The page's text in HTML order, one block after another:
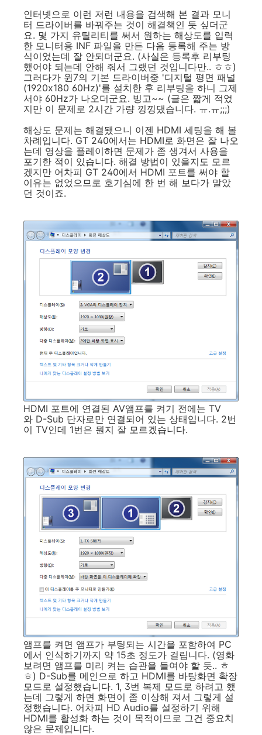
인터넷으로 이런 저런 내용을 검색해 본 결과 모니
터 드라이버를 바꿔주는 것이 해결책인 듯 싶더군
요. 몇 가지 유틸리티를 써서 원하는 해상도를 입력
한 모니터용 INF 파일을 만든 다음 등록해 주는 방
식이었는데 잘 안되더군요. (사실은 등록후 리부팅
했어야 되는데 안해 줘서 그랬던 것입니다만.. ㅎㅎ)
그러다가 윈7의 기본 드라이버중 '디지털 평면 패널
(1920x180 60Hz)'를 설치한 후 리부팅을 하니 그제
서야 60Hz가 나오더군요. 빙고~~ (글은 짧게 적었
지만 이 문제로 2시간 가량 낑낑댔습니다. ㅠ.ㅠ;;;)
해상도 문제는 해결됐으니 이젠 HDMI 세팅을 해 볼
차례입니다. GT 240에서는 HDMI로 화면은 잘 나오
는데 영상을 플레이하면 문제가 좀 생겨서 사용을
포기한 적이 있습니다. 해결 방법이 있을지도 모르
겠지만 어차피 GT 240에서 HDMI 포트를 써야 할
이유는 없었으므로 호기심에 한 번 해 보다가 말았
던 것이죠.
HDMI 포트에 연결된 AV앰프를 켜기 전에는 TV
와 D-Sub 단자로만 연결되어 있는 상태입니다. 2번
이 TV인데 1번은 뭔지 잘 모르겠습니다.
앰프를 켜면 앰프가 부팅되는 시간을 포함하여 PC
에서 인식하기까지 약 15초 정도가 걸립니다. (영화
보려면 앰프를 미리 켜는 습관을 들여야 할 듯.. ㅎ
ㅎ) D-Sub를 메인으로 하고 HDMI를 바탕화면 확장
모드로 설정했습니다. 1, 3번 복제 모드로 하려고 했
는데 그렇게 하면 화면이 좀 이상해 져서 그렇게 설
정했습니다. 어차피 HD Audio를 설정하기 위해
HDMI를 활성화 하는 것이 목적이므로 그건 중요치
않은 문제입니다.